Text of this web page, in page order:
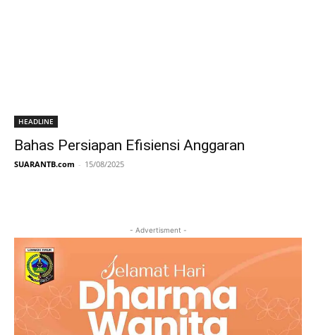
HEADLINE
Bahas Persiapan Efisiensi Anggaran
SUARANTB.com - 15/08/2025
- Advertisment -